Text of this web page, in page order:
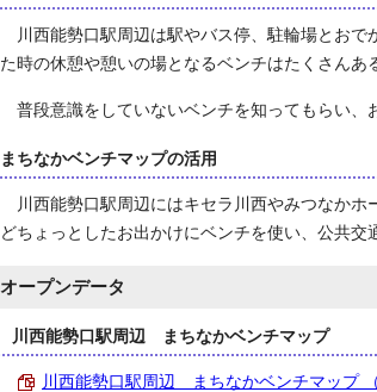
川西能勢口駅周辺は駅やバス停、駐輪場とおで
た時の休憩や憩いの場となるベンチはたくさんあ
普段意識をしていないベンチを知ってもらい、
まちなかベンチマップの活用
川西能勢口駅周辺にはキセラ川西やみつなかホ
どちょっとしたお出かけにベンチを使い、公共交
オープンデータ
川西能勢口駅周辺 まちなかベンチマップ
川西能勢口駅周辺 まちなかベンチマップ （